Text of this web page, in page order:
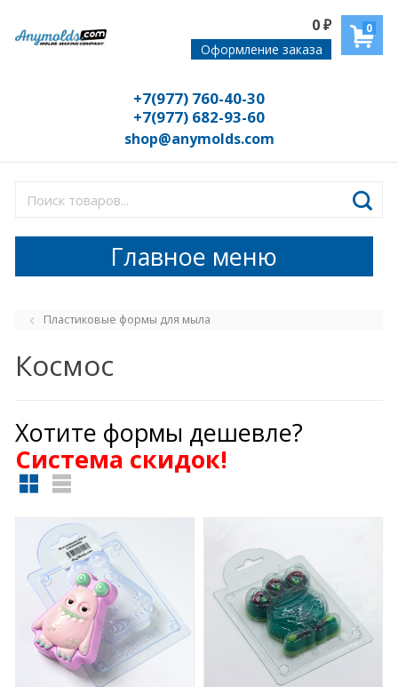
0
0₽
Оформление заказа
+7(977) 760-40-30
+7(977) 682-93-60
shop@anymolds.com
Главное меню
Пластиковые формы для мыла
Космос
Хотите формы дешевле?
Cистема скидок!